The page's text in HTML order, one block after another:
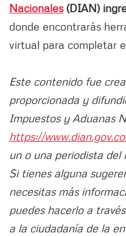
Nacionales(DIAN)
donde encontrarás
virtual para completar
Este contenido fue
proporcionada y
Impuestos y Aduanas
https://
un o una periodista del
Si tienes alguna
necesitas más
puedes hacerlo a
a la ciudadanía de la